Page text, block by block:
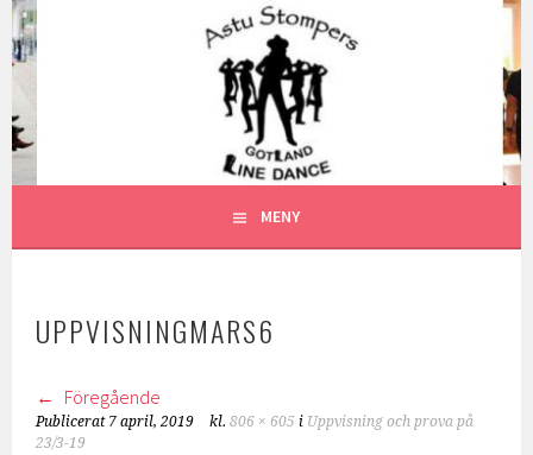
Gå
till
innehållASTU STOMPERS
GOTLAND LINEDANCE MEDLEMSSIDA
MENY
UPPVISNINGMARS6
Föregående
Publicerat 7 april, 2019 kl.806 × 605 i Uppvisning och prova på
23/3-19